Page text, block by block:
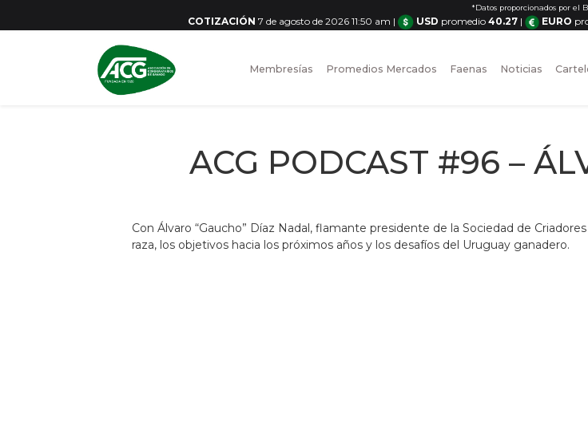
*Datos proporcionados por el
COTIZACIÓN 7 de agosto de 2026 11:50 am | USD promedio 40.27 | EURO
Membresías Promedios Mercados Faenas Noticias
ACG PODCAST #96 –
Con Álvaro “Gaucho” Díaz Nadal, flamante presidente de la Sociedad de
raza, los objetivos hacia los próximos años y los desafíos del Uruguay ganadero.